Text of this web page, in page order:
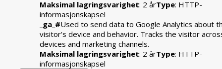
Maksimal lagringsvarighet: 2 årType: HTTP-
informasjonskapsel
_ga_#Used to send data to Google Analytics about
visitor's device and behavior. Tracks the visitor
devices and marketing channels.
Maksimal lagringsvarighet: 2 årType: HTTP-
informasjonskapsel